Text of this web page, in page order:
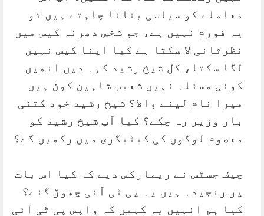
معاملے کو سیاسی بنانا چاہتے ہیں تو
یہ فورم نہیں ہے، جو شخص دھرنہ کیس میں
نظرثانی لا سکتا ہے کیا اپنا کیس نہیں
لگا سکتا، کل شیخ رشید کہہ دیں انھیں
کوئی مسئلہ نہیں شعیب شاہین کون ہیں
میرا نام لینے والا؟ شیخ رشید خود کتنی
بار وزیر رہ چکے؟ کیا آپ شیخ رشید کو
معصوم لوگوں کی کیٹیگری میں رکھیں گے؟
چیف جسٹس نے ریمارکس دیے کہ کیا اس بات
پر رنجیدہ ہیں یہ پی ٹی آئی چھوڑ گئے؟
کیا ہم انہیں یہ کہیں کہ واپس پی ٹی آئی